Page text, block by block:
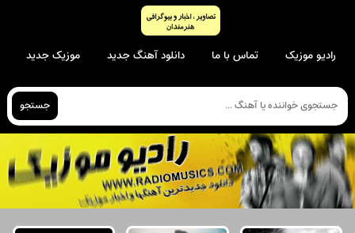
رادیو موزیک تماس با ما دانلود آهنگ جدید موزیک جدید
جستجو